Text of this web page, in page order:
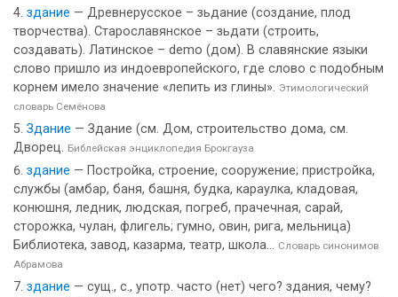
здание — Древнерусское – зьдание (создание, плод
творчества). Старославянское – зьдати (строить,
создавать). Латинское – demo (дом). В славянские языки
слово пришло из индоевропейского, где слово с подобным
корнем имело значение «лепить из глины». Этимологический
словарь Семёнова
Здание — Здание (см. Дом, строительство дома, см.
Дворец. Библейская энциклопедия Брокгауза
здание — Постройка, строение, сооружение; пристройка,
службы (амбар, баня, башня, будка, караулка, кладовая,
конюшня, ледник, людская, погреб, прачечная, сарай,
сторожка, чулан, флигель; гумно, овин, рига, мельница)
Библиотека, завод, казарма, театр, школа... Словарь синонимов
Абрамова
здание — сущ., с., употр. часто (нет) чего? здания, чему?